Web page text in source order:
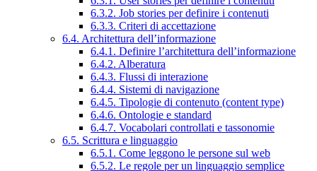
6.3.2. Job stories per definire i contenuti
6.3.3. Criteri di accettazione
6.4. Architettura dell’informazione
6.4.1. Definire l’architettura dell’informazione
6.4.2. Alberatura
6.4.3. Flussi di interazione
6.4.4. Sistemi di navigazione
6.4.5. Tipologie di contenuto (content type)
6.4.6. Ontologie e standard
6.4.7. Vocabolari controllati e tassonomie
6.5. Scrittura e linguaggio
6.5.1. Come leggono le persone sul web
6.5.2. Le regole per un linguaggio semplice